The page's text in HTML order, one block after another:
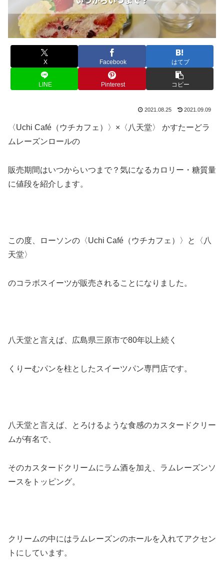
X Facebook はてブ
LINE Pinterest コピー
2021.08.25 2021.09.09
〈Uchi Café（ウチカフェ）〉×〈八天堂〉 かすたーどラ
ムレーズンロールの
販売期間はいつからいつまで？気になるカロリー・糖質量
に値段を紹介します。
この度、ローソンの〈Uchi Café（ウチカフェ）〉と〈八
天堂〉
のコラボスイーツが販売されることになりました。
八天堂と言えば、広島県三原市で80年以上続く
くりーむパンを柱としたスイーツパン専門店です。
八天堂と言えば、とろけるような食感のカスタードクリー
ムが有名で、
そのカスタードクリームにラム酒を加え、ラムレーズンソ
ースをトッピング。
クリームの中にはラムレーズンのホールを入れてアクセン
トにしています。